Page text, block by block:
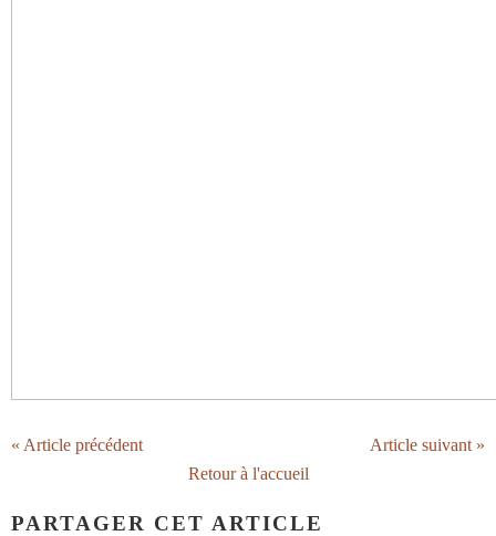
« Article précédent
Article suivant »
Retour à l'accueil
PARTAGER CET ARTICLE